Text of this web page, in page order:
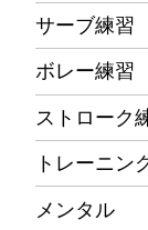
サーブ練習
ボレー練習
ストローク
トレーニン
メンタル